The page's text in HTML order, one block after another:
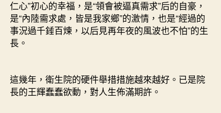
仁心”初心的幸福，是“領會被逼真需求”后的自豪，
是“內陸需求處，皆是我家鄉”的激情，也是“經過的
事況過千錘百煉，以后見再年夜的風波也不怕”的生
長。
這幾年，衛生院的硬件舉措措施越來越好。已是院
長的王輝蠢蠢欲動，對人生佈滿期許。